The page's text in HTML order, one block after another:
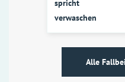
spricht
verwaschen
Alle